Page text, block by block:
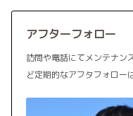
アフターフォロー
訪問や電話にてメンテナン
ど定期的なアフタフォロー